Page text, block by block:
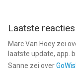
Laatste reacties
Marc Van Hoey zei
laatste update, app.
Sanne zei over